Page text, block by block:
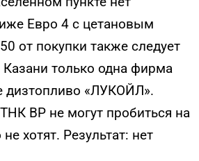
Евро 4 с цетановым
от покупки также следует
только одна фирма
дизтопливо «ЛУКОЙЛ».
ВР не могут пробиться на
хотят. Результат: нет